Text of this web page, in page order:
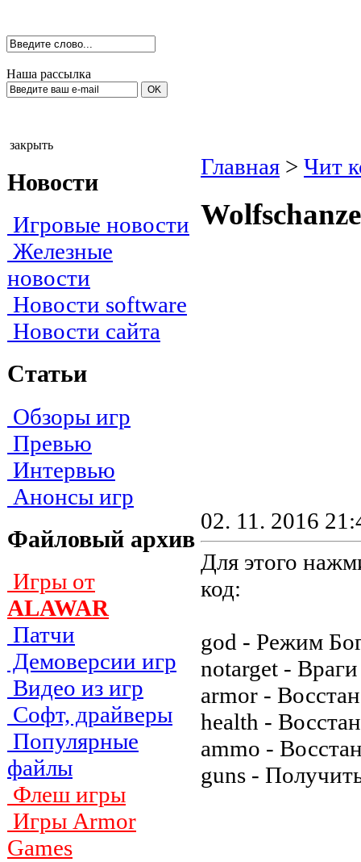
Наша рассылка
закрыть
Новости
Игровые новости
Железные
новости
Новости software
Новости сайта
Статьи
Обзоры игр
Превью
Интервью
Анонсы игр
Файловый архив
Игры от
ALAWAR
Патчи
Демоверсии игр
Видео из игр
Софт, драйверы
Популярные
файлы
Флеш игры
Игры Armor
Games
Главная > Чит
02. 11. 2016
Для этого
код:
god - Режим
notarget -
armor -
health -
ammo -
guns -